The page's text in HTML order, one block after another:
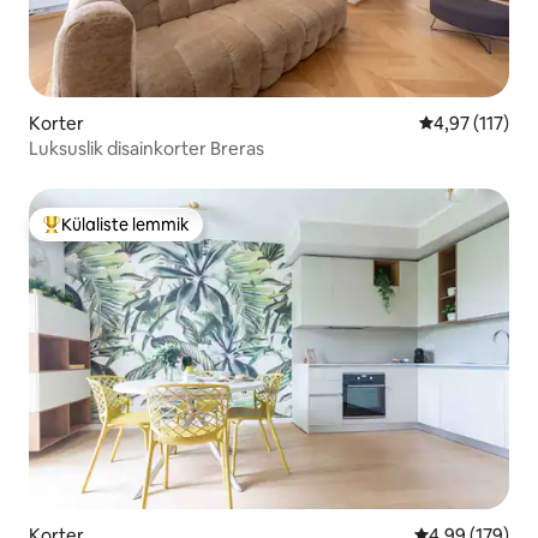
Korter Keskmine
4,97 (117)
Luksuslik disainkorter Breras
Külaliste suur lemmik
Külaliste lemmik